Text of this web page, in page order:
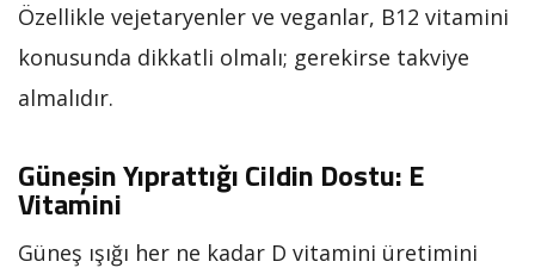
Özellikle vejetaryenler ve veganlar, B12 vitamini
konusunda dikkatli olmalı; gerekirse takviye
almalıdır.
Güneşin Yıprattığı Cildin Dostu: E
Vitamini
Güneş ışığı her ne kadar D vitamini üretimini